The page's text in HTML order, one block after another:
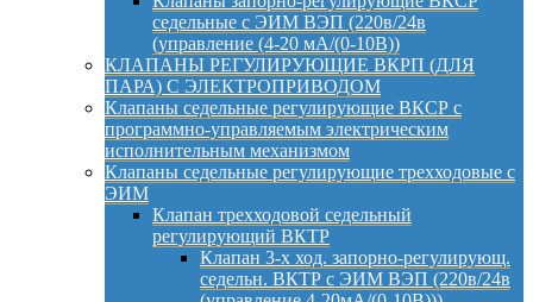
седельные с ЭИМ ВЭП (220в/24в
(управление (4-20 мА/(0-10В))
КЛАПАНЫ РЕГУЛИРУЮЩИЕ ВКРП (ДЛЯ
ПАРА) С ЭЛЕКТРОПРИВОДОМ
Клапаны седельные регулирующие ВКСР с
программно-управляемым электрическим
исполнительным механизмом
Клапаны седельные регулирующие трехходовые с
ЭИМ
Клапан трехходовой седельный
регулирующий ВКТР
Клапан 3-х ход. запорно-регулирующ.
седельн. ВКТР с ЭИМ ВЭП (220в/24в